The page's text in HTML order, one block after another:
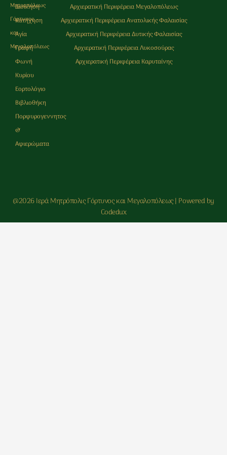
Μητρoπόλεως
Γόρτυνος
και
Μεγαλοπόλεως
Διοίκηση
Κατήχηση
Αγία
Γραφή
Φωνή
Κυρίου
Εορτολόγιο
Βιβλιοθήκη
Πορφυρογεννητος
&
Αφιερώματα
Αρχιερατική Περιφέρεια Μεγαλοπόλεως
Αρχιερατική Περιφέρεια Ανατολικής Φαλαισίας
Αρχιερατική Περιφέρεια Δυτικής Φαλαισίας
Αρχιερατική Περιφέρεια Λυκοσούρας
Αρχιερατική Περιφέρεια Καρυταίνης
@2026 Ιερά Μητρόπολις Γόρτυνος και Μεγαλοπόλεως | Powered by
Codedux